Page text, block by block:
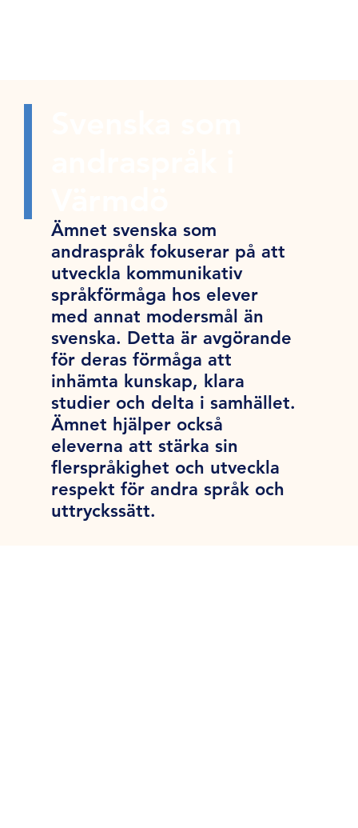
Ämnet svenska som
andraspråk fokuserar på att
utveckla kommunikativ
språkförmåga hos elever
med annat modersmål än
svenska. Detta är avgörande
för deras förmåga att
inhämta kunskap, klara
studier och delta i samhället.
Ämnet hjälper också
eleverna att stärka sin
flerspråkighet och utveckla
respekt för andra språk och
uttryckssätt.